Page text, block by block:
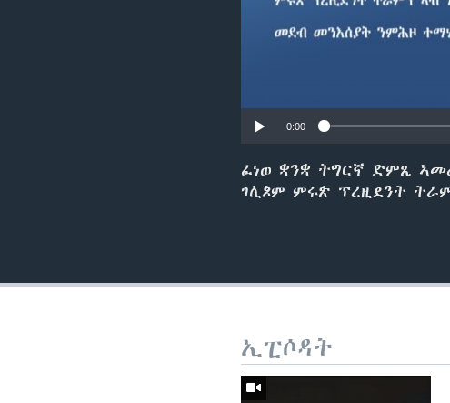
0:00
ፈነወ ቋንቋ ትግርኛ ድምጺ
ገሊጾም ምሩጽ ፕረዚደንት
ኢፒሶዳት